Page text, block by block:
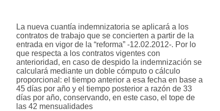
La nueva cuantía indemnizatoria se aplicará a los
contratos de trabajo que se concierten a partir de la
entrada en vigor de la “reforma” -12.02.2012-. Por lo
que respecta a los contratos vigentes con
anterioridad, en caso de despido la indemnización se
calculará mediante un doble cómputo o cálculo
proporcional: el tiempo anterior a esa fecha en base a
45 días por año y el tiempo posterior a razón de 33
días por año, conservando, en este caso, el tope de
las 42 mensualidades